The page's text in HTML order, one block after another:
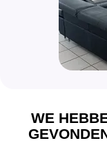
WE